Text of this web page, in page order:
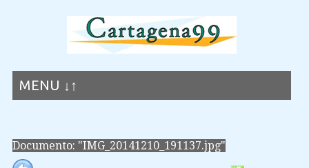
MENU ↓↑
Documento: "IMG_20141210_191137.jpg"